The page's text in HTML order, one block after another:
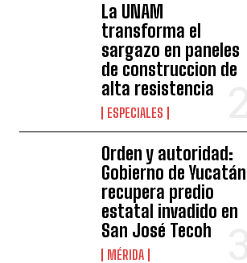
La UNAM
transforma el
sargazo en paneles
de construccion de
alta resistencia
ESPECIALES
Orden y autoridad:
Gobierno de Yucatán
recupera predio
estatal invadido en
San José Tecoh
MÉRIDA